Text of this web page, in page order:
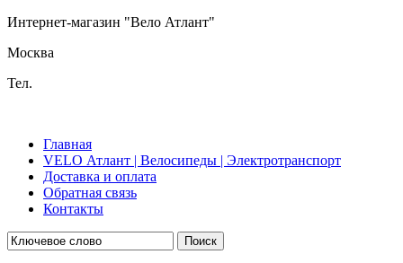
Интернет-магазин "Вело Атлант"
Москва
Тел.
Главная
VELO Атлант | Велосипеды | Электротранспорт
Доставка и оплата
Обратная связь
Контакты
Поиск